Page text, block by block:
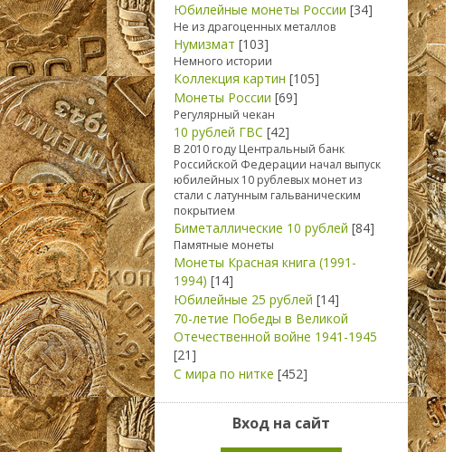
Юбилейные монеты России [34]
Не из драгоценных металлов
Нумизмат [103]
Немного истории
Коллекция картин [105]
Монеты России [69]
Регулярный чекан
10 рублей ГВС [42]
В 2010 году Центральный банк
Российской Федерации начал выпуск
юбилейных 10 рублевых монет из
стали с латунным гальваническим
покрытием
Биметаллические 10 рублей [84]
Памятные монеты
Монеты Красная книга (1991-
1994) [14]
Юбилейные 25 рублей [14]
70-летие Победы в Великой
Отечественной войне 1941-1945
[21]
С мира по нитке [452]
Вход на сайт